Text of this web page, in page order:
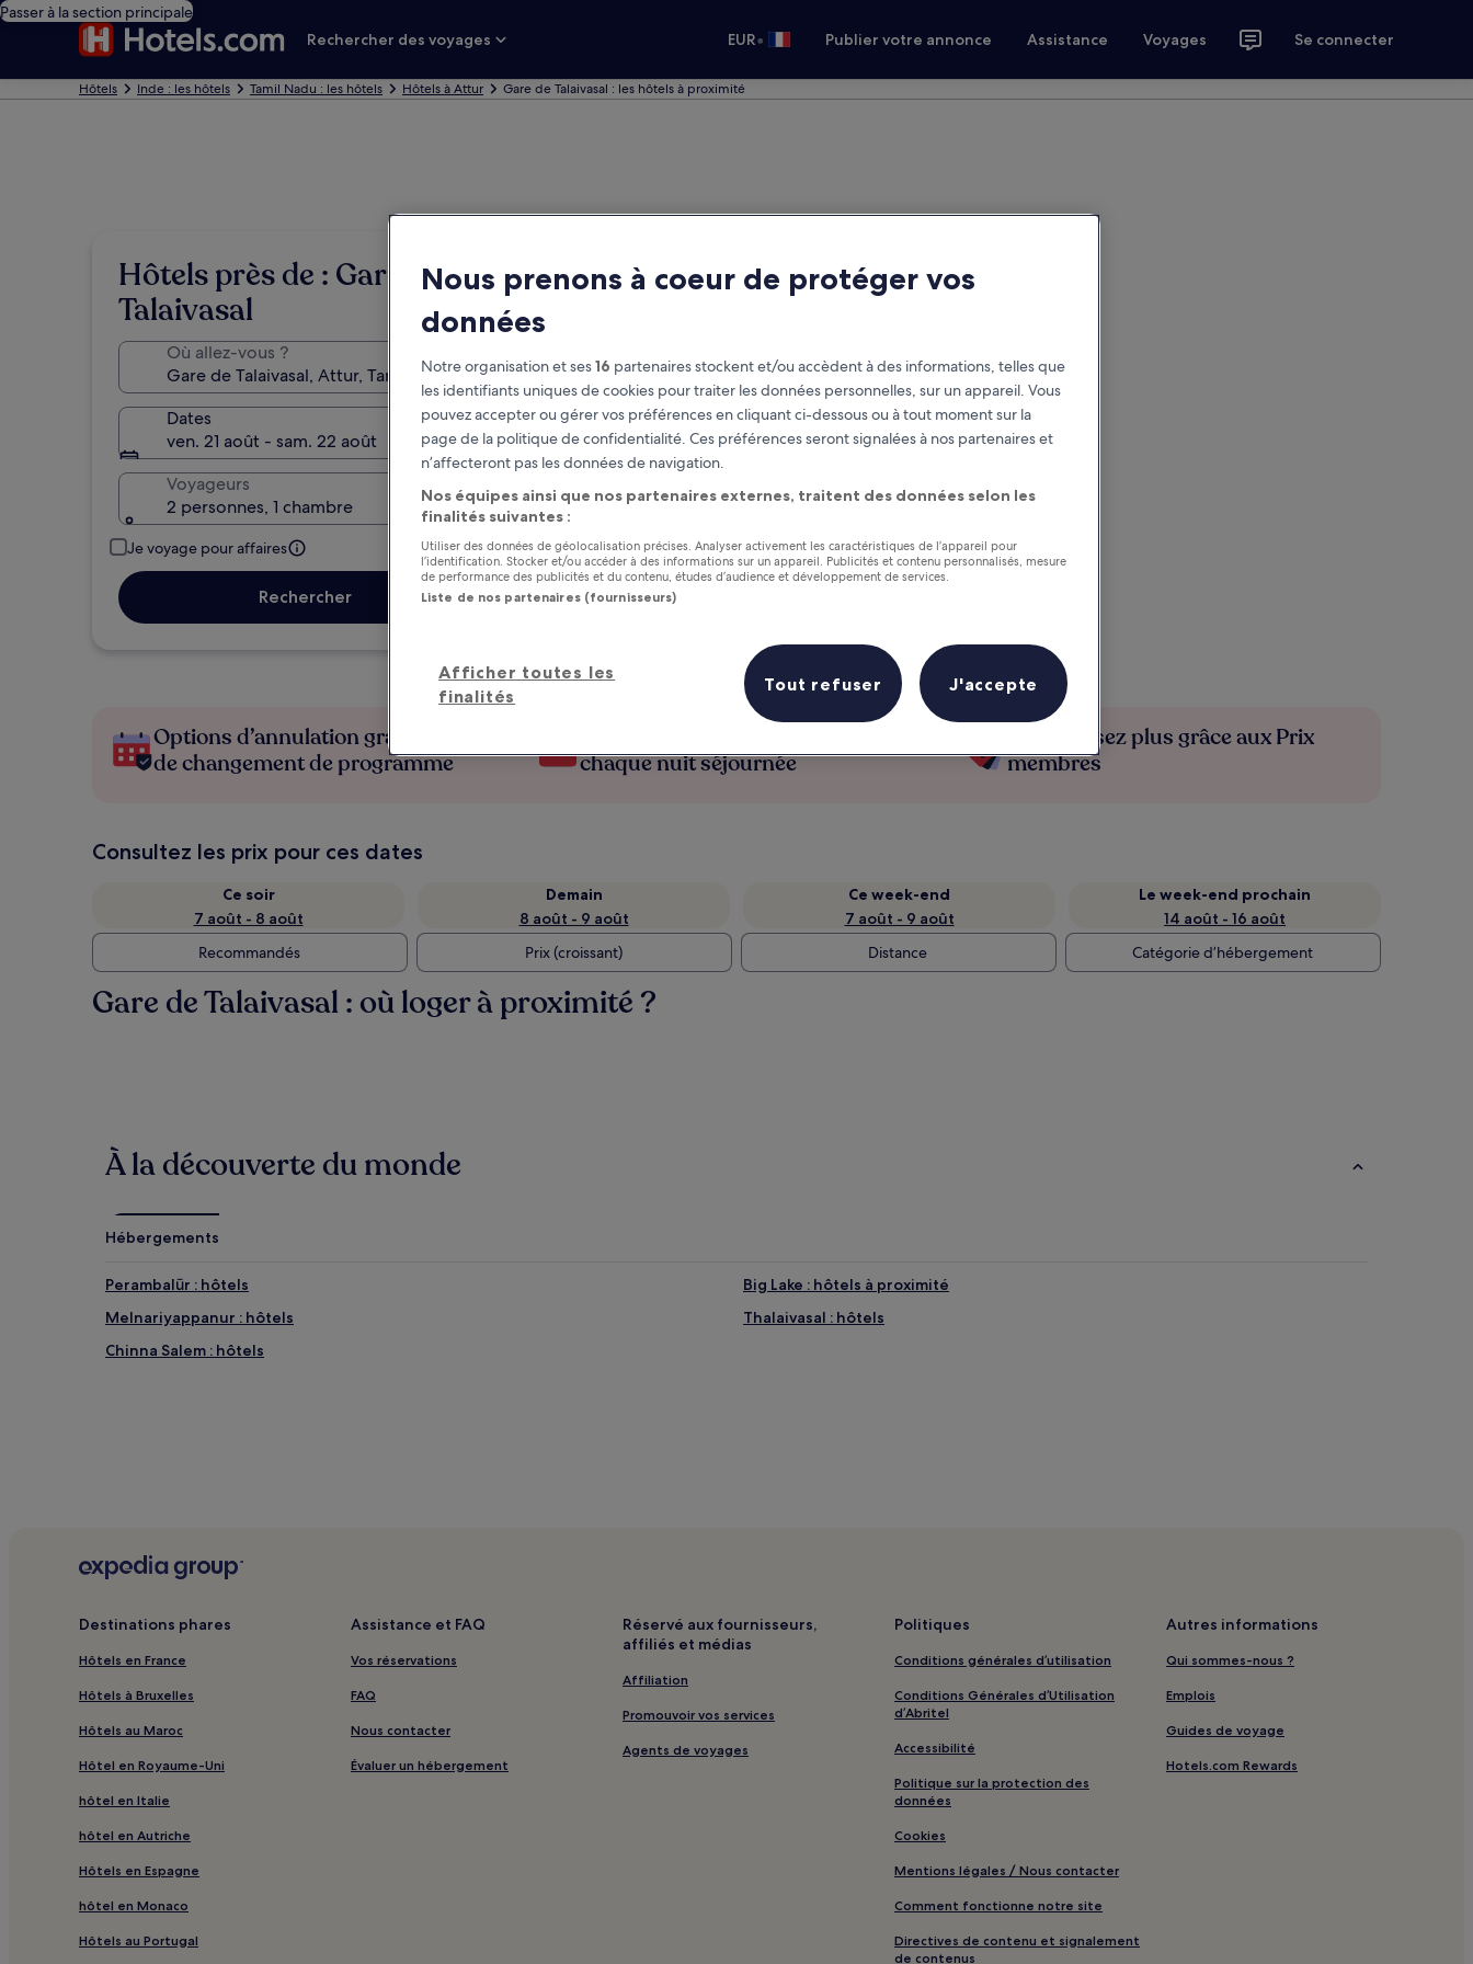
Passer à la section principale
Rechercher des voyages
EUR• Publier votre annonce Assistance Voyages Se connecter
Hôtels Inde : les hôtels Tamil Nadu : les hôtels Hôtels à Attur Gare de Talaivasal : les hôtels à proximité
Hôtels près de : Gare de
Talaivasal
Où allez-vous ?
Dates
ven. 21 août - sam. 22 août
Voyageurs
2 personnes, 1 chambre
Je voyage pour affaires
Rechercher
Options d’annulation gratuite en cas
de changement de programme
chaque nuit séjournée
Économisez plus grâce aux Prix
membres
Consultez les prix pour ces dates
Ce soir
7 août - 8 août
Demain
8 août - 9 août
Ce week-end
7 août - 9 août
Le week-end prochain
14 août - 16 août
Recommandés
Prix (croissant) Distance Catégorie d’hébergement
Gare de Talaivasal : où loger à proximité ?
À la découverte du monde
Hébergements
Perambalūr : hôtels
Big Lake : hôtels à proximité
Melnariyappanur : hôtels
Thalaivasal : hôtels
Chinna Salem : hôtels
Destinations phares
Hôtels en France
Hôtels à Bruxelles
Hôtels au Maroc
Hôtel en Royaume-Uni
hôtel en Italie
hôtel en Autriche
Hôtels en Espagne
hôtel en Monaco
Hôtels au Portugal
Assistance et FAQ
Vos réservations
FAQ
Nous contacter
Évaluer un hébergement
Réservé aux fournisseurs,
affiliés et médias
Affiliation
Promouvoir vos services
Agents de voyages
Politiques
Conditions générales d’utilisation
Conditions Générales d’Utilisation
d’Abritel
Accessibilité
Politique sur la protection des
données
Cookies
Mentions légales / Nous contacter
Comment fonctionne notre site
Directives de contenu et signalement
de contenus
Autres informations
Qui sommes-nous ?
Emplois
Guides de voyage
Hotels.com Rewards
Nous prenons à coeur de protéger vos
données
Notre organisation et ses16 partenaires stockent et/ou accèdent à des informations, telles que
les identifiants uniques de cookies pour traiter les données personnelles, sur un appareil. Vous
pouvez accepter ou gérer vos préférences en cliquant ci-dessous ou à tout moment sur la
page de la politique de confidentialité. Ces préférences seront signalées à nos partenaires et
n’affecteront pas les données de navigation.
Nos équipes ainsi que nos partenaires externes, traitent des données selon les
finalités suivantes :
Utiliser des données de géolocalisation précises. Analyser activement les caractéristiques de l’appareil pour
l’identification. Stocker et/ou accéder à des informations sur un appareil. Publicités et contenu personnalisés, mesure
de performance des publicités et du contenu, études d’audience et développement de services.
Liste de nos partenaires (fournisseurs)
Afficher toutes les
finalités
Tout refuser J'accepte